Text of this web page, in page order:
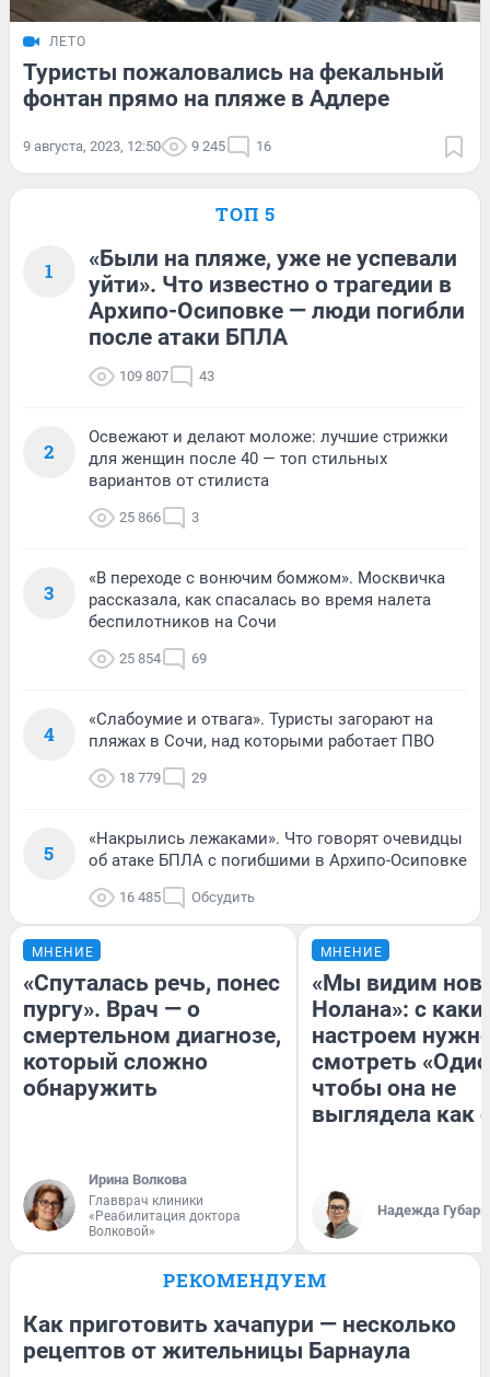
ЛЕТО
Туристы пожаловались на фекальный
фонтан прямо на пляже в Адлере
9 августа, 2023, 12:50 9 245 16
ТОП 5
1
«Были на пляже, уже не успевали
уйти». Что известно о трагедии в
Архипо-Осиповке — люди погибли
после атаки БПЛА
109 807 43
2
Освежают и делают моложе: лучшие стрижки
для женщин после 40 — топ стильных
вариантов от стилиста
25 866 3
3
«В переходе с вонючим бомжом». Москвичка
рассказала, как спасалась во время налета
беспилотников на Сочи
25 854 69
4
«Слабоумие и отвага». Туристы загорают на
пляжах в Сочи, над которыми работает ПВО
18 779 29
5
«Накрылись лежаками». Что говорят очевидцы
об атаке БПЛА с погибшими в Архипо-Осиповке
16 485 Обсудить
МНЕНИЕ
«Спуталась речь, понес
пургу». Врач — о
смертельном диагнозе,
который сложно
обнаружить
Ирина Волкова
Главврач клиники
«Реабилитация доктора
Волковой»
МНЕНИЕ
«Мы видим
Нолана»: с
настроем
смотреть
чтобы она не
выглядела как
Надежда Губарь
РЕКОМЕНДУЕМ
Как приготовить хачапури — несколько
рецептов от жительницы Барнаула